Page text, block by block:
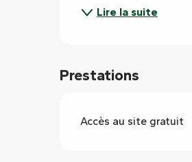
Lire la suite
Prestations
Accès au site gratuit